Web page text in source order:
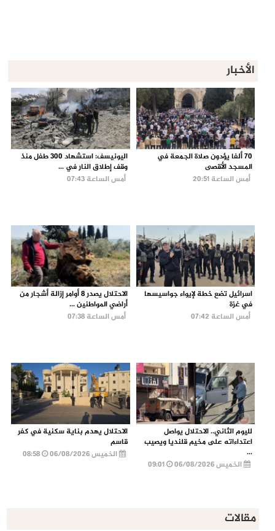
الأخبار
70 ألفا يؤدون صلاة الجمعة في
المسجد الأقصى
أمس الساعة 20:51
اليونيسف: استشهاد 300 طفل منذ
وقف إطلاق النار في ...
أمس الساعة 07:43
اسرائيل تضع خطة لإيواء جواسيسها
في غزة
أمس الساعة 07:42
الاحتلال يصدر 8 أوامر إزالة أشجار من
أراضي المواطنين ...
أمس الساعة 07:38
لليوم الثاني.. الاحتلال يواصل
اعتداءاته على مخيم قلنديا ويصيب
...
الخميس 06/08/2026
الاحتلال يهدم بناية سكنية في كفر
قاسم
الخميس 06/08/2026
08:58
مقالات